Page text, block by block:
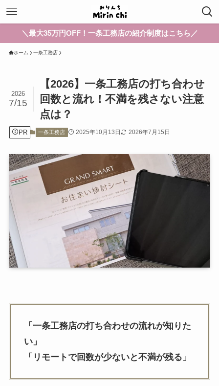
＼最大35万円OFF！一条工務店の紹介制度はこちら／
ホーム 一条工務店
【2026】一条工務店の打ち合わせ
回数と流れ！不満を残さない注意
点は？
2026
7/15
PR 一条工務店 2025年10月13日 2026年7月15日
「一条工務店の打ち合わせの流れが知りた
い」
「リモートで回数が少ないと不満が残る」